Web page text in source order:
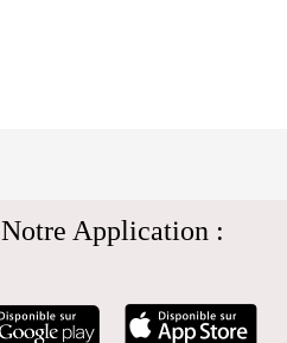
Notre Application :